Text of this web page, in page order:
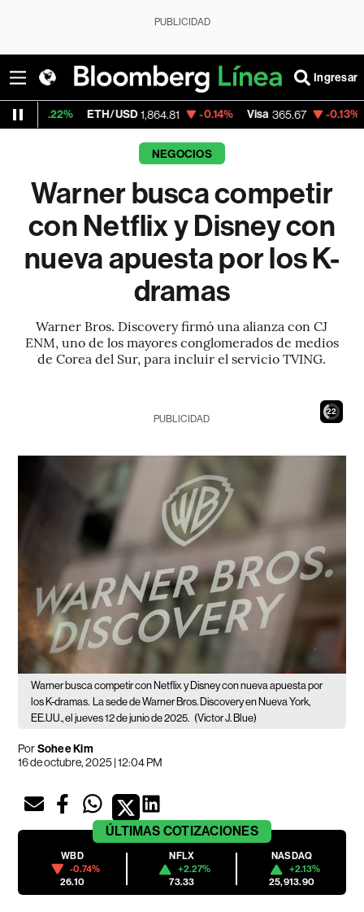
PUBLICIDAD
Ingresar
ETH/USD 1,864.81 -0.14% Visa 365.67 -0.13%
NEGOCIOS
Warner busca competir
con Netflix y Disney con
nueva apuesta por los K-
dramas
Warner Bros. Discovery firmó una alianza con CJ
ENM, uno de los mayores conglomerados de medios
de Corea del Sur, para incluir el servicio TVING.
21
PUBLICIDAD
Warner busca competir con Netflix y Disney con nueva apuesta por
los K-dramas. La sede de Warner Bros. Discovery en Nueva York,
EE.UU., el jueves 12 de junio de 2025. (Victor J. Blue)
PorSohee Kim
16 de octubre, 2025 | 12:04 PM
ÚLTIMAS COTIZACIONES
WBD
-0.74%
26.10
NFLX
+2.27%
73.33
NASDAQ
+2.13%
25,913.90